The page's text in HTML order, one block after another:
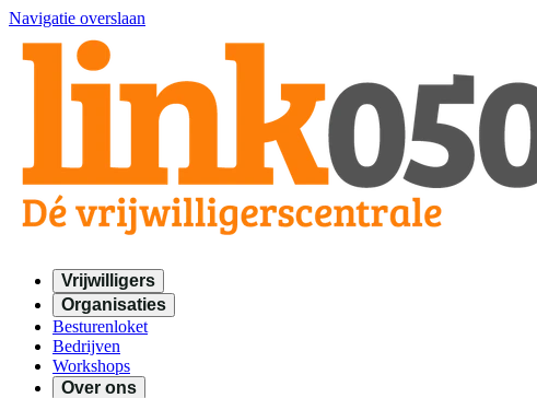
Navigatie overslaan
Vrijwilligers
Organisaties
Besturenloket
Bedrijven
Workshops
Over ons